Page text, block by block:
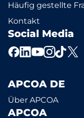
Häufig gestellte
Kontakt
Social Media
APCOA DE
Über APCOA
APCOA